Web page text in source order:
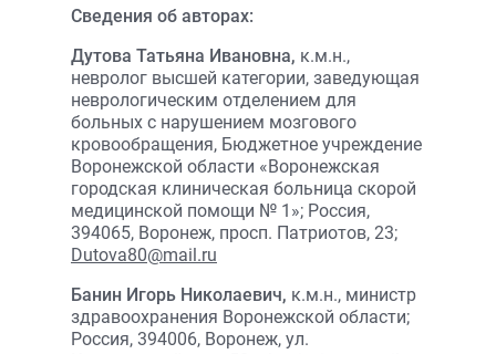
Сведения об авторах:
Дутова Татьяна Ивановна, к.м.н.,
невролог высшей категории, заведующая
неврологическим отделением для
больных с нарушением мозгового
кровообращения, Бюджетное учреждение
Воронежской области «Воронежская
городская клиническая больница скорой
медицинской помощи № 1»; Россия,
394065, Воронеж, просп. Патриотов, 23;
Dutova80@mail.ru
Банин Игорь Николаевич, к.м.н., министр
здравоохранения Воронежской области;
Россия, 394006, Воронеж, ул.